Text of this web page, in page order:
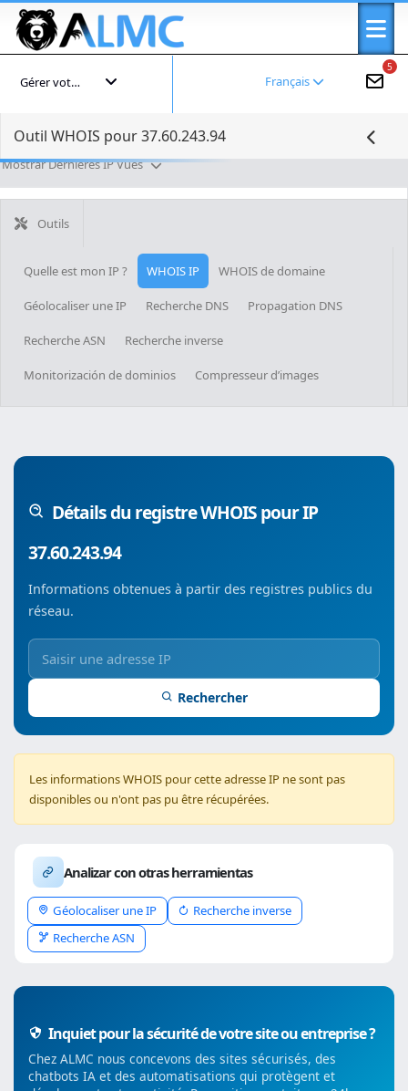
5
Français
Gérer votre compte
Outil WHOIS pour 37.60.243.94
Mostrar Dernières IP Vues
Outils
Quelle est mon IP ? WHOIS IP WHOIS de domaine
Géolocaliser une IP Recherche DNS Propagation DNS
Recherche ASN Recherche inverse
Monitorización de dominios Compresseur d’images
Détails du registre WHOIS pour IP
37.60.243.94
Informations obtenues à partir des registres publics du
réseau.
Rechercher
Les informations WHOIS pour cette adresse IP ne sont pas
disponibles ou n'ont pas pu être récupérées.
Analizar con otras herramientas
Géolocaliser une IP
Recherche inverse
Recherche ASN
Inquiet pour la sécurité de votre site ou entreprise ?
Chez ALMC nous concevons des sites sécurisés, des
chatbots IA et des automatisations qui protègent et